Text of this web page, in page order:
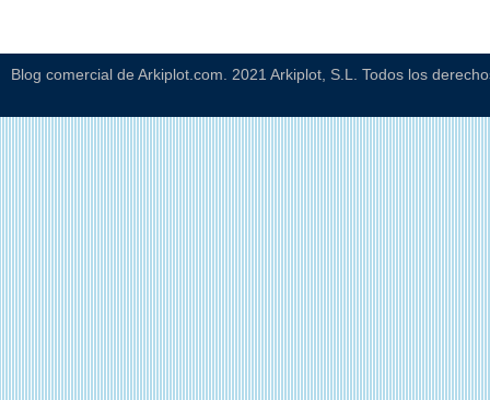
Blog comercial de Arkiplot.com. 2021 Arkiplot, S.L. Todos los